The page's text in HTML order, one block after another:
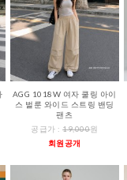
AGG 1018W 여자 쿨링 아이
스 벌룬 와이드 스트링 밴딩
팬츠
공급가 :19,000원
회원공개